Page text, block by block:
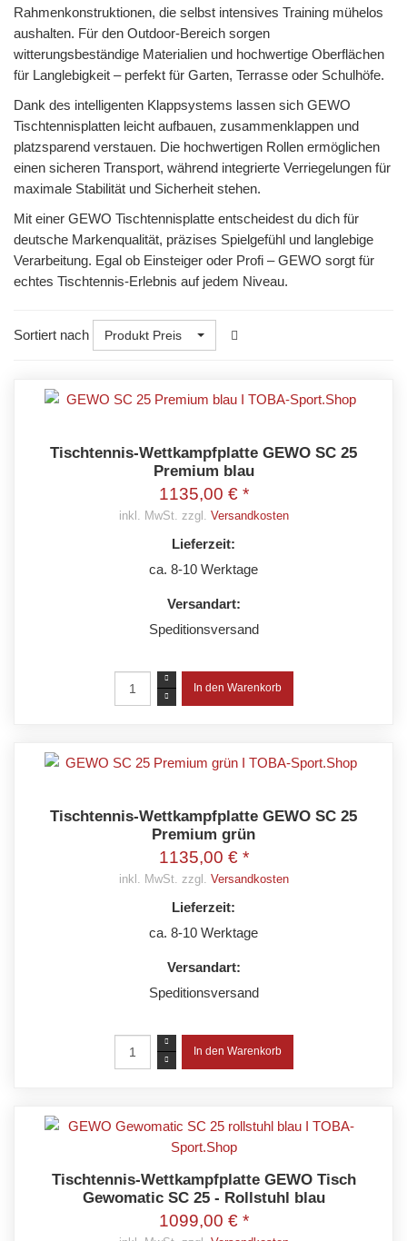
Rahmenkonstruktionen, die selbst intensives Training mühelos
aushalten. Für den Outdoor-Bereich sorgen
witterungsbeständige Materialien und hochwertige Oberflächen
für Langlebigkeit – perfekt für Garten, Terrasse oder Schulhöfe.
Dank des intelligenten Klappsystems lassen sich GEWO
Tischtennisplatten leicht aufbauen, zusammenklappen und
platzsparend verstauen. Die hochwertigen Rollen ermöglichen
einen sicheren Transport, während integrierte Verriegelungen für
maximale Stabilität und Sicherheit stehen.
Mit einer GEWO Tischtennisplatte entscheidest du dich für
deutsche Markenqualität, präzises Spielgefühl und langlebige
Verarbeitung. Egal ob Einsteiger oder Profi – GEWO sorgt für
echtes Tischtennis-Erlebnis auf jedem Niveau.
Sortiert nach Produkt Preis
Tischtennis-Wettkampfplatte GEWO SC 25
Premium blau
1135,00 € *
inkl. MwSt. zzgl. Versandkosten
Lieferzeit:
ca. 8-10 Werktage
Versandart:
Speditionsversand
Tischtennis-Wettkampfplatte GEWO SC 25
Premium grün
1135,00 € *
inkl. MwSt. zzgl. Versandkosten
Lieferzeit:
ca. 8-10 Werktage
Versandart:
Speditionsversand
Tischtennis-Wettkampfplatte GEWO Tisch
Gewomatic SC 25 - Rollstuhl blau
1099,00 € *